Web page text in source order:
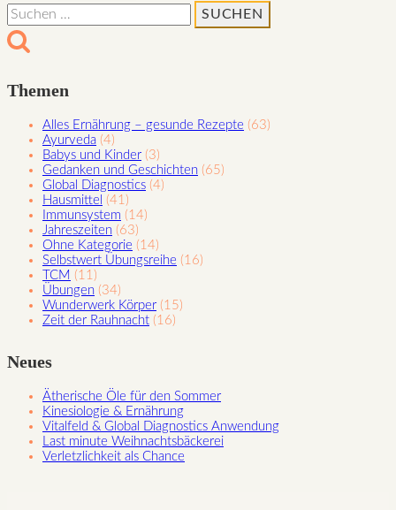
für
Suchen
nach:
Themen
Alles Ernährung – gesunde Rezepte (63)
Ayurveda (4)
Babys und Kinder (3)
Gedanken und Geschichten (65)
Global Diagnostics (4)
Hausmittel (41)
Immunsystem (14)
Jahreszeiten (63)
Ohne Kategorie (14)
Selbstwert Übungsreihe (16)
TCM (11)
Übungen (34)
Wunderwerk Körper (15)
Zeit der Rauhnacht (16)
Neues
Ätherische Öle für den Sommer
Kinesiologie & Ernährung
Vitalfeld & Global Diagnostics Anwendung
Last minute Weihnachtsbäckerei
Verletzlichkeit als Chance